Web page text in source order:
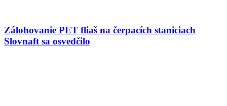
Zálohovanie PET fliaš na čerpacích staniciach
Slovnaft sa osvedčilo